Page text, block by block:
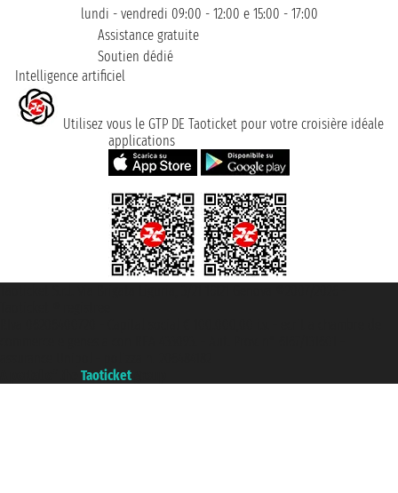
lundi - vendredi 09:00 - 12:00 e 15:00 - 17:00
Assistance gratuite
Soutien dédié
Intelligence artificiel
Utilisez vous le GTP DE Taoticket pour votre croisière idéale
applications
Taoticket